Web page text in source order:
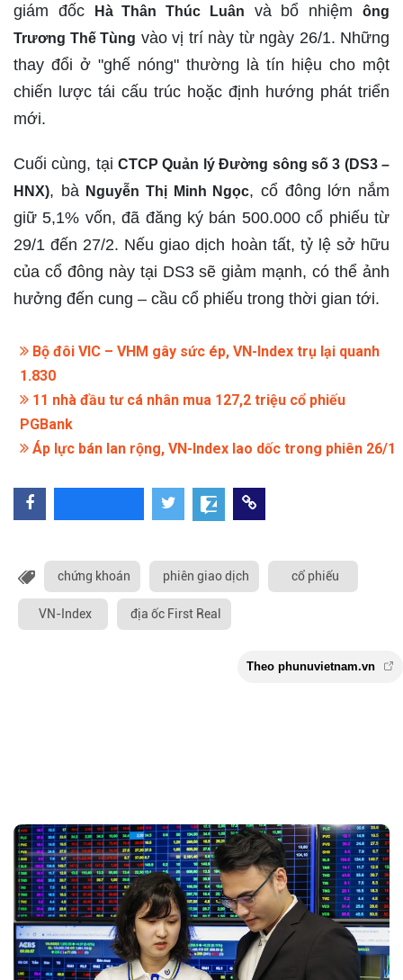
giám đốc Hà Thân Thúc Luân và bổ nhiệmông
Trương Thế Tùng vào vị trí này từ ngày 26/1. Những
thay đổi ở "ghế nóng" thường là tín hiệu cho một
chiến lược tái cấu trúc hoặc định hướng phát triển
mới.
Cuối cùng, tạiCTCP Quản lý Đường sông số 3 (DS3 –
HNX), bà Nguyễn Thị Minh Ngọc, cổ đông lớn nắm
giữ 5,1% vốn, đã đăng ký bán 500.000 cổ phiếu từ
29/1 đến 27/2. Nếu giao dịch hoàn tất, tỷ lệ sở hữu
của cổ đông này tại DS3 sẽ giảm mạnh, có thể ảnh
hưởng đến cung – cầu cổ phiếu trong thời gian tới.
Bộ đôi VIC – VHM gây sức ép, VN-Index trụ lại quanh
1.830
11 nhà đầu tư cá nhân mua 127,2 triệu cổ phiếu
PGBank
Áp lực bán lan rộng, VN-Index lao dốc trong phiên 26/1
chứng khoán phiên giao dịch cổ phiếu
VN-Index địa ốc First Real